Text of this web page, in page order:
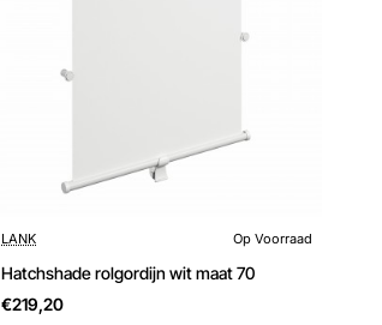
LANK Op Voorraad
Hatchshade rolgordijn wit maat 70
€219,20